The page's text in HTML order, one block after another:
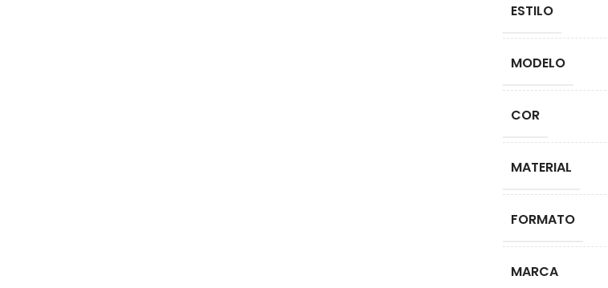
ESTILO
MODELO
COR
MATERIAL
FORMATO
MARCA